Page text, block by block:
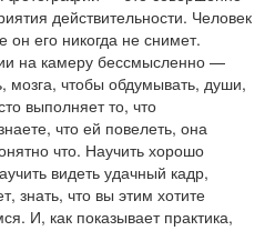
действительности. Человек
его никогда не снимет.
на камеру бессмысленно —
мозга, чтобы обдумывать, души,
выполняет то, что
что ей повелеть, она
что. Научить хорошо
видеть удачный кадр,
знать, что вы этим хотите
И, как показывает практика,